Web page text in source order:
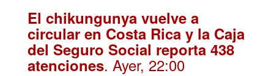
El chikungunya vuelve a
circular en Costa Rica y la Caja
del Seguro Social reporta 438
atenciones. Ayer, 22:00